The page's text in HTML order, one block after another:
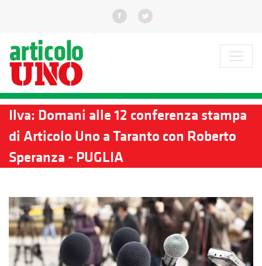
Ilva: Domani alle 12 conferenza stampa
di Articolo Uno a Taranto con Roberto
Speranza - PUGLIA